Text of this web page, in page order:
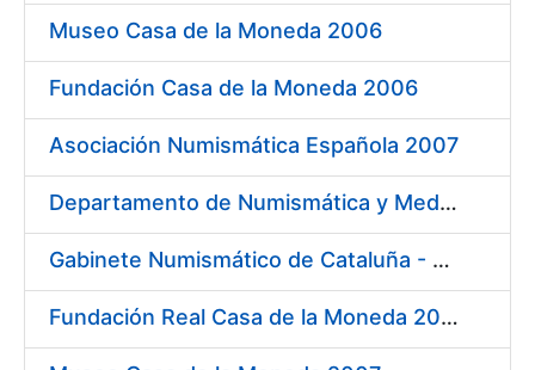
Museo Casa de la Moneda 2006
Fundación Casa de la Moneda 2006
Asociación Numismática Española 2007
Departamento de Numismática y Medallística - Museo Arqueológico Nacional 2007
Gabinete Numismático de Cataluña - Museo Nacional de Arte de Cataluña 2007
Fundación Real Casa de la Moneda 2007